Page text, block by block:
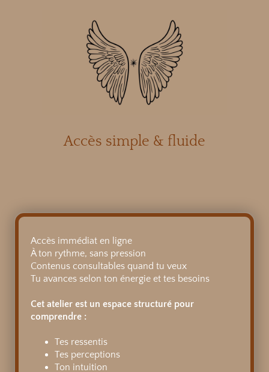
Accès simple & fluide
Accès immédiat en ligne
À ton rythme, sans pression
Contenus consultables quand tu veux
Tu avances selon ton énergie et tes besoins
Cet atelier est un espace structuré pour
comprendre :
Tes ressentis
Tes perceptions
Ton intuition